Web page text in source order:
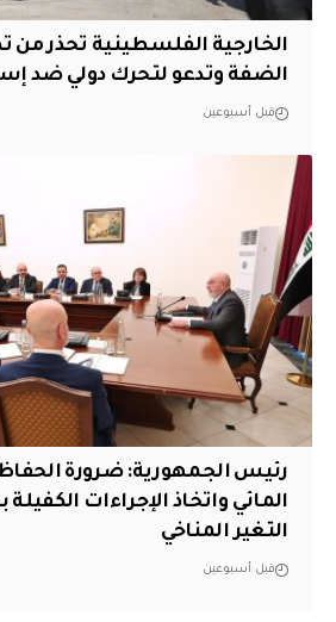
الخارجية الفلسطينية تحذر من
الضفة وتدعو لتحرك دولي ضد
قبل أسبوعين
رئيس الجمهورية: ضرورة
المائي واتخاذ الإجراءات الكفيلة
التغير المناخي
قبل أسبوعين